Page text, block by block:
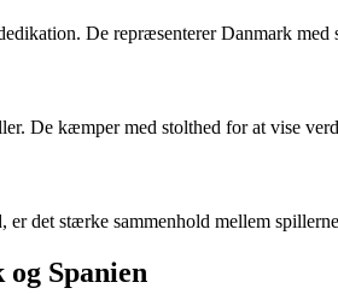
De repræsenterer Danmark
De kæmper med stolthed for at vise
er det stærke sammenhold mellem
Spanien